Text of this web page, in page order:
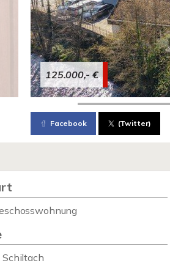
125.000,- €
Facebook (Twitter)